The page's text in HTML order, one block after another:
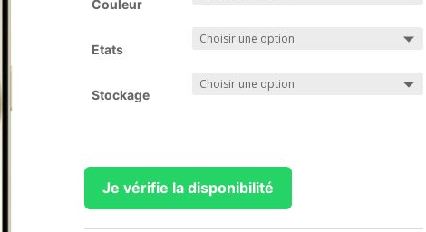
Couleur
Etats
Stockage
Je vérifie la disponibilité